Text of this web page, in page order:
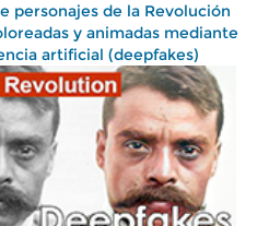
personajes de la Revolución
y animadas mediante
artificial (deepfakes)